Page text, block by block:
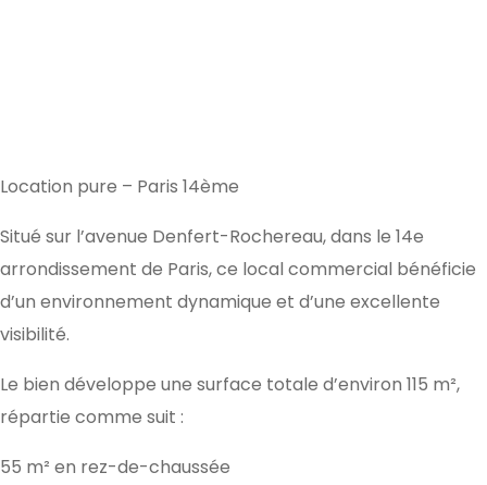
Location pure – Paris 14ème
Situé sur l’avenue Denfert-Rochereau, dans le 14e
arrondissement de Paris, ce local commercial bénéficie
d’un environnement dynamique et d’une excellente
visibilité.
Le bien développe une surface totale d’environ 115 m²,
répartie comme suit :
55 m² en rez-de-chaussée